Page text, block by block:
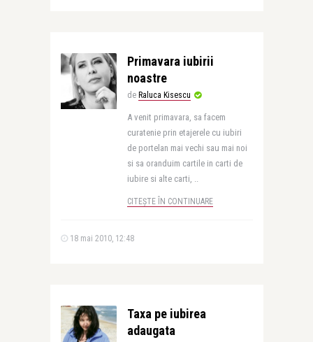
Primavara iubirii
noastre
de Raluca Kisescu
A venit primavara, sa facem
curatenie prin etajerele cu iubiri
de portelan mai vechi sau mai noi
si sa oranduim cartile in carti de
iubire si alte carti, ..
CITEȘTE ÎN CONTINUARE
18 mai 2010, 12:48
Taxa pe iubirea
adaugata